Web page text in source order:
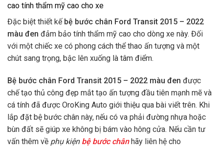
cao tính thẩm mỹ cao cho xe
Đặc biệt thiết kế bệ bước chân Ford Transit 2015 – 2022
màu đen đảm bảo tính thẩm mỹ cao cho dòng xe này. Đối
với một chiếc xe có phong cách thể thao ấn tượng và một
chút sang trọng, bậc lên xuống là tâm điểm.
Bệ bước chân Ford Transit 2015 – 2022 màu đen được
chế tạo thủ công đẹp mắt tạo ấn tượng đầu tiên mạnh mẽ và
cá tính đã được OroKing Auto giới thiệu qua bài viết trên. Khi
lắp đặt bệ bước chân này, nếu có va phải đường nhựa hoặc
bùn đất sẽ giúp xe không bị bám vào hông cửa. Nếu cần tư
vấn thêm về phụ kiện bệ bước chânhãy liên hệ cho